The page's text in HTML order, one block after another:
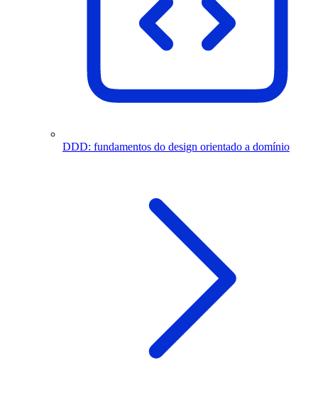
DDD: fundamentos do design orientado a domínio